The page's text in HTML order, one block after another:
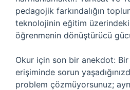
pedagojik farkındalığın
teknolojinin eğitim
öğrenmenin dönüştürücü
Okur için son bir anekdot:
erişiminde sorun
problem çözmüyorsunuz;